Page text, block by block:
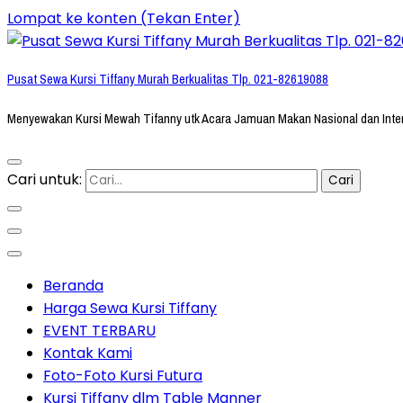
Lompat ke konten (Tekan Enter)
Pusat Sewa Kursi Tiffany Murah Berkualitas Tlp. 021-82619088
Menyewakan Kursi Mewah Tifanny utk Acara Jamuan Makan Nasional dan
Cari untuk:
Beranda
Harga Sewa Kursi Tiffany
EVENT TERBARU
Kontak Kami
Foto-Foto Kursi Futura
Kursi Tiffany dlm Table Manner